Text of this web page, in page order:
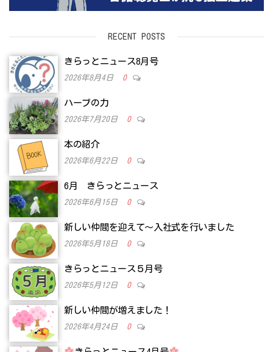
RECENT POSTS
きらっとニュース8月号
2026年8月4日 0
ハーブの力
2026年7月20日 0
本の紹介
2026年6月22日 0
6月 きらっとニュース
2026年6月15日 0
新しい仲間を迎えて～入社式を行いました
2026年5月18日 0
きらっとニュース５月号
2026年5月12日 0
新しい仲間が増えました！
2026年4月24日 0